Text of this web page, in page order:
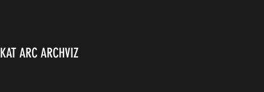
KAT ARC ARCHVIZ